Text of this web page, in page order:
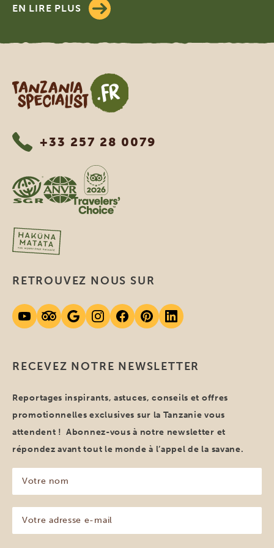
EN LIRE PLUS
Tanzania Specialist
+33 257 28 0079
RECEVEZ NOTRE NEWSLETTER
Reportages inspirants, astuces, conseils et offres
promotionnelles exclusives sur la Tanzanie vous
attendent ! Abonnez-vous à notre newsletter et
répondez avant tout le monde à l’appel de la savane.
nom
(Nécessaire)
adresse
e-
RETROUVEZ NOUS SUR